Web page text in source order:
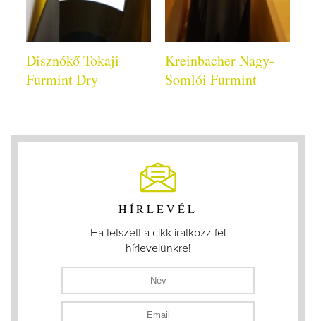
Disznókő Tokaji
Furmint Dry
Kreinbacher Nagy-
Somlói Furmint
HÍRLEVÉL
Ha tetszett a cikk iratkozz fel
hírlevelünkre!